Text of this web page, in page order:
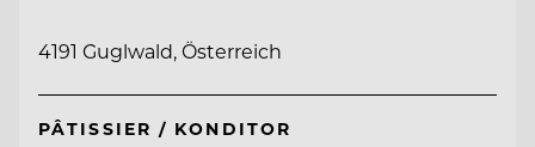
4191 Guglwald, Österreich
PÂTISSIER / KONDITOR